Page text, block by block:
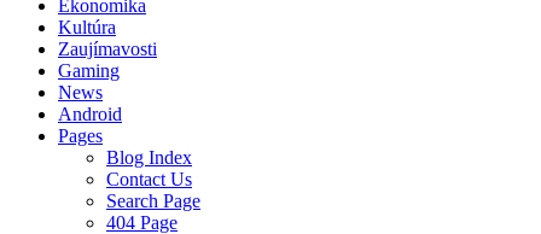
Ekonomika
Kultúra
Zaujímavosti
Gaming
News
Android
Pages
Blog Index
Contact Us
Search Page
404 Page